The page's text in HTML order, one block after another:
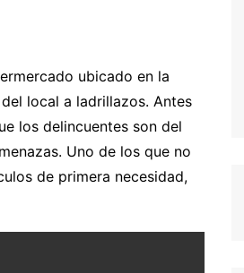
ubicado en la
local a ladrillazos. Antes
los delincuentes son del
Uno de los que no
de primera necesidad,